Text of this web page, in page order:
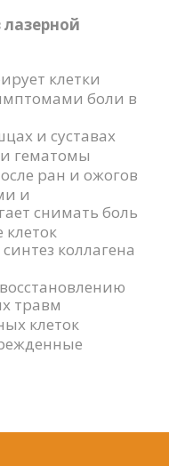
лазерной
клетки
боли в
и суставах
гематомы
ран и ожогов
и
снимать боль
коллагена
травм
клеток